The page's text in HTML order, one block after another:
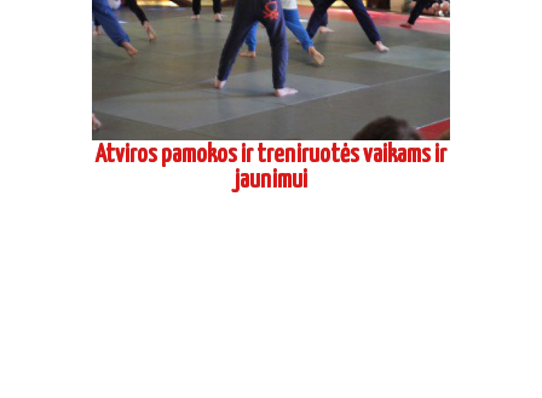
Atviros pamokos ir treniruotės vaikams ir
jaunimui